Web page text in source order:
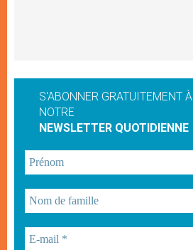
S'ABONNER GRATUITEMENT À
NOTRE
NEWSLETTER QUOTIDIENNE